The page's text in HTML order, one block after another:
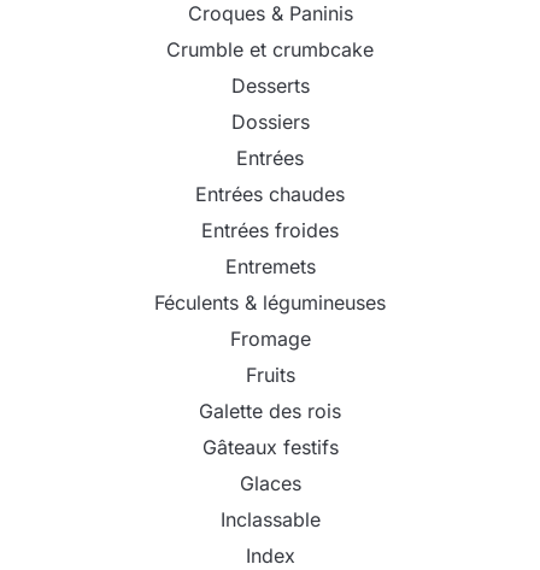
Croques & Paninis
Crumble et crumbcake
Desserts
Dossiers
Entrées
Entrées chaudes
Entrées froides
Entremets
Féculents & légumineuses
Fromage
Fruits
Galette des rois
Gâteaux festifs
Glaces
Inclassable
Index